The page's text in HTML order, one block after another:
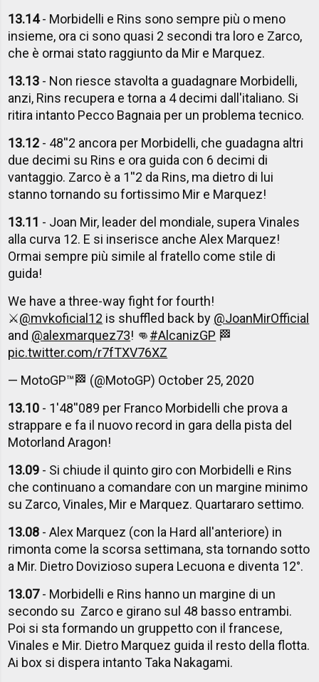
13.14- Morbidelli e Rins sono sempre più o meno
insieme, ora ci sono quasi 2 secondi tra loro e Zarco,
che è ormai stato raggiunto da Mir e Marquez.
13.13 - Non riesce stavolta a guadagnare Morbidelli,
anzi, Rins recupera e torna a 4 decimi dall'italiano. Si
ritira intanto Pecco Bagnaia per un problema tecnico.
13.12 - 48''2 ancora per Morbidelli, che guadagna altri
due decimi su Rins e ora guida con 6 decimi di
vantaggio. Zarco è a 1''2 da Rins, ma dietro di lui
stanno tornando su fortissimo Mir e Marquez!
13.11 - Joan Mir, leader del mondiale, supera Vinales
alla curva 12. E si inserisce anche Alex Marquez!
Ormai sempre più simile al fratello come stile di
guida!
We have a three-way fight for fourth!
⚔️@mvkoficial12 is shuffled back by @JoanMirOfficial
and @alexmarquez73! 👊#AlcanizGP 🏁
pic.twitter.com/r7fTXV76XZ
— MotoGP™🏁 (@MotoGP) October 25, 2020
13.10 - 1'48''089 per Franco Morbidelli che prova a
strappare e fa il nuovo record in gara della pista del
Motorland Aragon!
13.09 - Si chiude il quinto giro con Morbidelli e Rins
che continuano a comandare con un margine minimo
su Zarco, Vinales, Mir e Marquez. Quartararo settimo.
13.08 - Alex Marquez (con la Hard all'anteriore) in
rimonta come la scorsa settimana, sta tornando sotto
a Mir. Dietro Dovizioso supera Lecuona e diventa 12°.
13.07- Morbidelli e Rins hanno un margine di un
secondo su Zarco e girano sul 48 basso entrambi.
Poi si sta formando un gruppetto con il francese,
Vinales e Mir. Dietro Marquez guida il resto della flotta.
Ai box si dispera intanto Taka Nakagami.